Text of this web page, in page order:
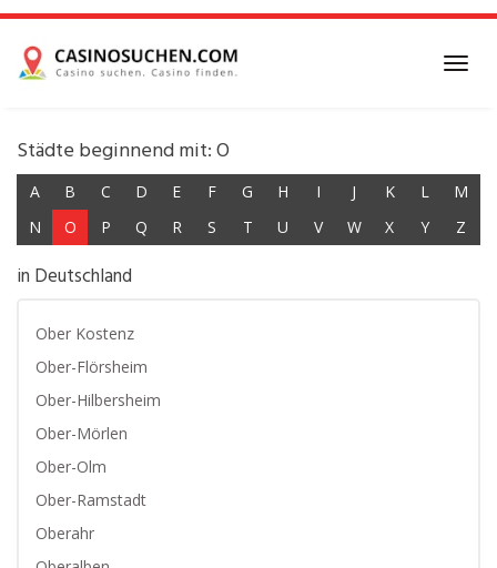
Skip
main
content
Städte beginnend mit: O
A B C D E F G H I J K L
M
N
O P Q R S T U V W X Y Z
in Deutschland
Ober Kostenz
Ober-Flörsheim
Ober-Hilbersheim
Ober-Mörlen
Ober-Olm
Ober-Ramstadt
Oberahr